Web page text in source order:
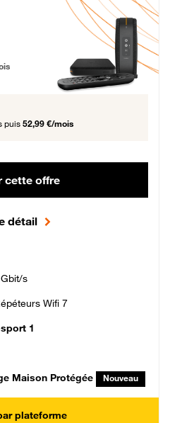
puis 57,99 € par mois, Engagement 12 mois
puis 52,99 €/mois
cette offre
détail
s
Wifi 7
1
Maison Protégée Nouveau
plateforme